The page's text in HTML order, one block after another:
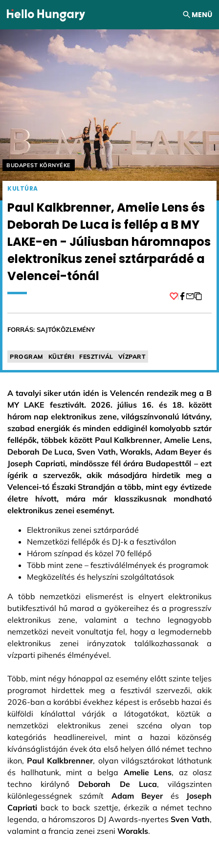
Ugrás a tartalomhoz MENÜ
Helyszín címkék:
BUDAPEST KÖRNYÉKE
KULTÚRA
Paul Kalkbrenner, Amelie Lens és
Deborah De Luca is fellép a B MY
LAKE-en - Júliusban háromnapos
elektronikus zenei sztárparádé a
Velencei-tónál
FORRÁS: SAJTÓKÖZLEMÉNY
PROGRAM KÜLTÉRI FESZTIVÁL VÍZPART
A tavalyi siker után idén is Velencén rendezik meg a B
MY LAKE fesztivált. 2026. július 16. és 18. között
három nap elektronikus zene, világszínvonalú látvány,
szabad energiák és minden eddiginél komolyabb sztár
fellépők, többek között Paul Kalkbrenner, Amelie Lens,
Deborah De Luca, Sven Vath, Worakls, Adam Beyer és
Joseph Capriati, mindössze fél órára Budapesttől – ezt
ígérik a szervezők, akik másodjára hirdetik meg a
Velencei-tó Északi Strandján a több, mint egy évtizede
életre hívott, mára már klasszikusnak mondható
elektronikus zenei eseményt.
Elektronikus zenei sztárparádé
Nemzetközi fellépők és DJ-k a fesztiválon
Három színpad és közel 70 fellépő
Több mint zene – fesztiválélmények és programok
Megközelítés és helyszíni szolgáltatások
A több nemzetközi elismerést is elnyert elektronikus
butikfesztivál hű marad a gyökereihez és a progresszív
elektronikus zene, valamint a techno legnagyobb
nemzetközi neveit vonultatja fel, hogy a legmodernebb
elektronikus zenei irányzatok találkozhassanak a
vízparti pihenés élményével.
Több, mint négy hónappal az esemény előtt szinte teljes
programot hirdettek meg a fesztivál szervezői, akik
2026-ban a korábbi évekhez képest is erősebb hazai és
külföldi kínálattal várják a látogatókat, köztük a
nemzetközi elektronikus zenei szcéna olyan top
kategóriás headlinereivel, mint a hazai közönség
kívánságlistáján évek óta első helyen álló német techno
ikon, Paul Kalkbrenner, olyan világsztárokat láthatunk
és hallhatunk, mint a belga Amelie Lens, az olasz
techno királynő Deborah De Luca, világszinten
különlegességnek számít Adam Beyerés Joseph
Capriati back to back szettje, érkezik a német techno
legenda, a háromszoros DJ Awards-nyertesSven Vath,
valamint a francia zenei zseni Worakls.